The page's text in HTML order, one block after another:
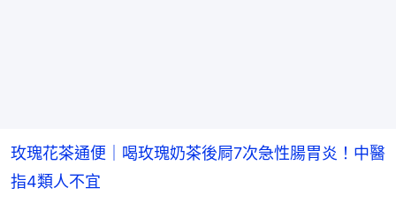
玫瑰花茶通便｜喝玫瑰奶茶後屙7次急性腸胃炎！中醫
指4類人不宜